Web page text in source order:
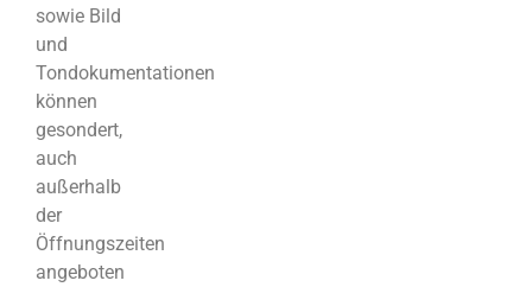
sowie Bild
und
Tondokumentationen
können
gesondert,
auch
außerhalb
der
Öffnungszeiten
angeboten